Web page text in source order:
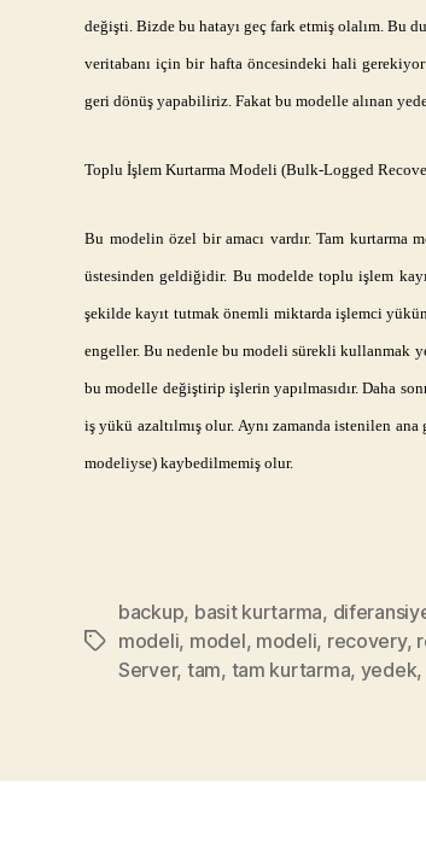
değişti. Bizde bu hatayı geç fark etmiş olalım. Bu
veritabanı için bir hafta öncesindeki hali
geri dönüş yapabiliriz. Fakat bu modelle alınan
Toplu İşlem Kurtarma Modeli (Bulk-Logged
Bu modelin özel bir amacı vardır. Tam kurtarma
üstesinden geldiğidir. Bu modelde toplu işlem
şekilde kayıt tutmak önemli miktarda işlemci
engeller. Bu nedenle bu modeli sürekli kullanmak
bu modelle değiştirip işlerin yapılmasıdır. Daha
iş yükü azaltılmış olur. Aynı zamanda istenilen
modeliyse) kaybedilmemiş olur.
Etiketler
backup, basit kurtarma,
modeli, model, modeli, recovery,
Server, tam, tam kurtarma, yedek,